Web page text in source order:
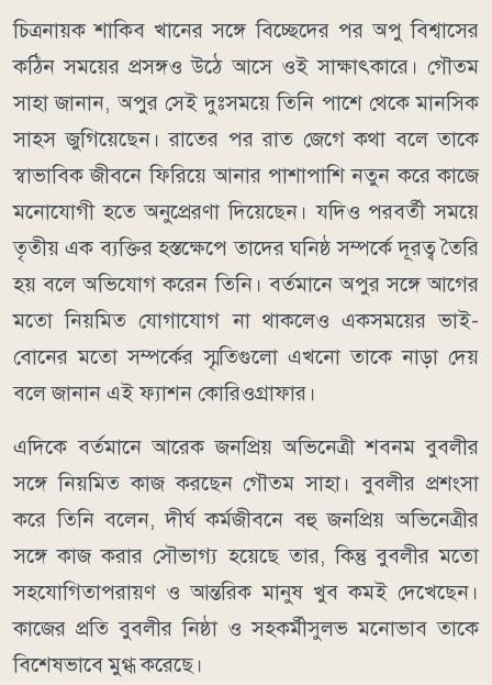
চিত্রনায়ক শাকিব খানের সঙ্গে বিচ্ছেদের পর অপু বিশ্বাসের
কঠিন সময়ের প্রসঙ্গও উঠে আসে ওই সাক্ষাৎকারে। গৌতম
সাহা জানান, অপুর সেই দুঃসময়ে তিনি পাশে থেকে মানসিক
সাহস জুগিয়েছেন। রাতের পর রাত জেগে কথা বলে তাকে
স্বাভাবিক জীবনে ফিরিয়ে আনার পাশাপাশি নতুন করে কাজে
মনোযোগী হতে অনুপ্রেরণা দিয়েছেন। যদিও পরবর্তী সময়ে
তৃতীয় এক ব্যক্তির হস্তক্ষেপে তাদের ঘনিষ্ঠ সম্পর্কে দূরত্ব তৈরি
হয় বলে অভিযোগ করেন তিনি। বর্তমানে অপুর সঙ্গে আগের
মতো নিয়মিত যোগাযোগ না থাকলেও একসময়ের ভাই-
বোনের মতো সম্পর্কের স্মৃতিগুলো এখনো তাকে নাড়া দেয়
বলে জানান এই ফ্যাশন কোরিওগ্রাফার।
এদিকে বর্তমানে আরেক জনপ্রিয় অভিনেত্রী শবনম বুবলীর
সঙ্গে নিয়মিত কাজ করছেন গৌতম সাহা। বুবলীর প্রশংসা
করে তিনি বলেন, দীর্ঘ কর্মজীবনে বহু জনপ্রিয় অভিনেত্রীর
সঙ্গে কাজ করার সৌভাগ্য হয়েছে তার, কিন্তু বুবলীর মতো
সহযোগিতাপরায়ণ ও আন্তরিক মানুষ খুব কমই দেখেছেন।
কাজের প্রতি বুবলীর নিষ্ঠা ও সহকর্মীসুলভ মনোভাব তাকে
বিশেষভাবে মুগ্ধ করেছে।